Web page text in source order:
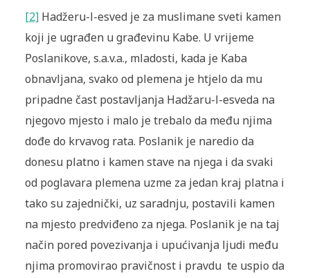
[2]Hadžeru-l-esved je za muslimane sveti kamen
koji je ugrađen u građevinu Kabe. U vrijeme
Poslanikove, s.a.v.a., mladosti, kada je Kaba
obnavljana, svako od plemena je htjelo da mu
pripadne čast postavljanja Hadžaru-l-esveda na
njegovo mjesto i malo je trebalo da među njima
dođe do krvavog rata. Poslanik je naredio da
donesu platno i kamen stave na njega i da svaki
od poglavara plemena uzme za jedan kraj platna i
tako su zajednički, uz saradnju, postavili kamen
na mjesto predviđeno za njega. Poslanik je na taj
način pored povezivanja i upućivanja ljudi među
njima promovirao pravičnost i pravdu te uspio da